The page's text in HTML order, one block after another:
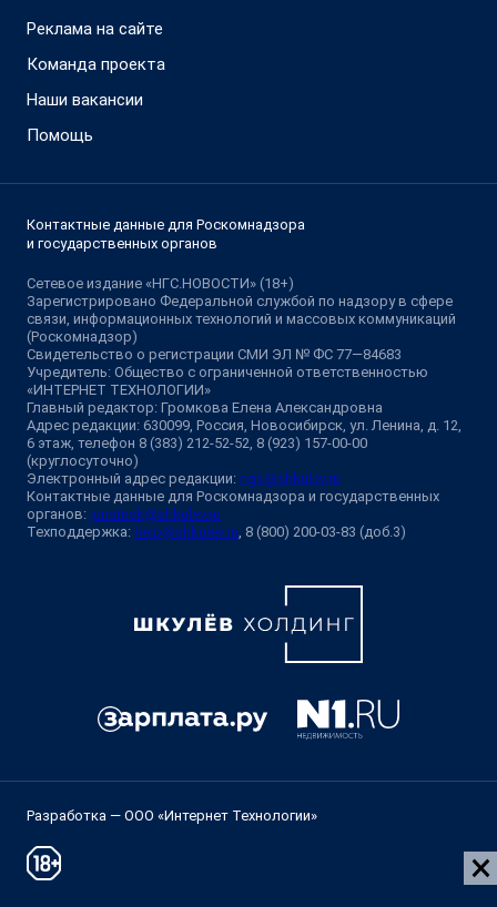
Реклама на сайте
Команда проекта
Наши вакансии
Помощь
Контактные данные для Роскомнадзора
и государственных органов
Сетевое издание «НГС.НОВОСТИ» (18+)
Зарегистрировано Федеральной службой по надзору в сфере
связи, информационных технологий и массовых коммуникаций
(Роскомнадзор)
Свидетельство о регистрации СМИ ЭЛ № ФС 77—84683
Учредитель: Общество с ограниченной ответственностью
«ИНТЕРНЕТ ТЕХНОЛОГИИ»
Главный редактор: Громкова Елена Александровна
Адрес редакции: 630099, Россия, Новосибирск, ул. Ленина, д. 12,
6 этаж, телефон 8 (383) 212-52-52, 8 (923) 157-00-00
(круглосуточно)
Электронный адрес редакции: ngs@shkulev.ru
Контактные данные для Роскомнадзора и государственных
органов: juristnsk@shkulev.ru
Техподдержка: help@shkulev.ru , 8 (800) 200-03-83 (доб.3)
Разработка — ООО «Интернет Технологии»